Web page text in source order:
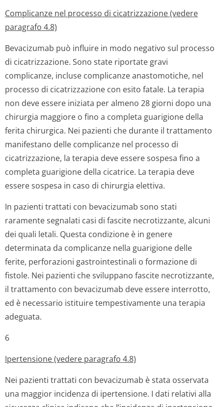
Complicanze nel processo di cicatrizzazione (vedere
paragrafo 4.8)
Bevacizumab può influire in modo negativo sul processo
di cicatrizzazione. Sono state riportate gravi
complicanze, incluse complicanze anastomotiche, nel
processo di cicatrizzazione con esito fatale. La terapia
non deve essere iniziata per almeno 28 giorni dopo una
chirurgia maggiore o fino a completa guarigione della
ferita chirurgica. Nei pazienti che durante il trattamento
manifestano delle complicanze nel processo di
cicatrizzazione, la terapia deve essere sospesa fino a
completa guarigione della cicatrice. La terapia deve
essere sospesa in caso di chirurgia elettiva.
In pazienti trattati con bevacizumab sono stati
raramente segnalati casi di fascite necrotizzante, alcuni
dei quali letali. Questa condizione è in genere
determinata da complicanze nella guarigione delle
ferite, perforazioni gastrointestinali o formazione di
fistole. Nei pazienti che sviluppano fascite necrotizzante,
il trattamento con bevacizumab deve essere interrotto,
ed è necessario istituire tempestivamente una terapia
adeguata.
6
Ipertensione (vedere paragrafo 4.8)
Nei pazienti trattati con bevacizumab è stata osservata
una maggior incidenza di ipertensione. I dati relativi alla